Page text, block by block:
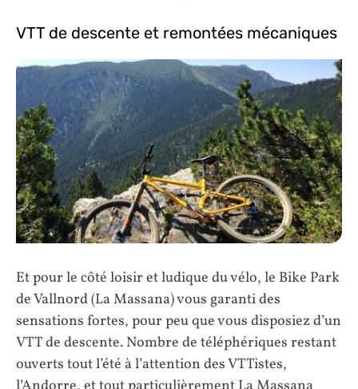
VTT de descente et remontées mécaniques
Et pour le côté loisir et ludique du vélo, le Bike Park
de Vallnord (La Massana) vous garanti des
sensations fortes, pour peu que vous disposiez d’un
VTT de descente. Nombre de téléphériques restant
ouverts tout l’été à l’attention des VTTistes,